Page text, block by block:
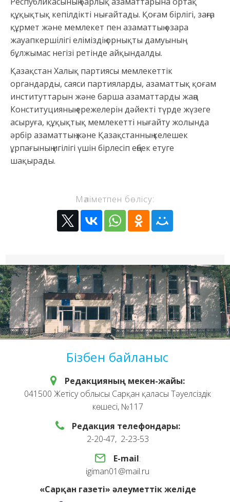
құқықтық кепілдікті нығайтады. Қоғам бірлігі, заңға
құрмет және мемлекет пен азаматтың өзара
жауапкершілігі еліміздің орнықты дамуының
бұлжымас негізі ретінде айқындалды.
Қазақстан Халық партиясы мемлекеттік
органдарды, саяси партияларды, азаматтық қоғам
институттарын және барша азаматтарды жаңа
Конституцияның ережелерін дәйекті түрде жүзеге
асыруға, құқықтық мемлекетті нығайту жолында
әрбір азаматтың және Қазақстанның келешек
ұрпағының игілігі үшін бірлесіп еңбек етуге
шақырады.
Мәліметпен бөлісу:
Бізбен байланыс
Редакцияның мекен-жайы:
041500 Жетісу облысы Сарқан қаласы Тәуелсіздік
көшесі, №117
Редакция телефондары:
2-20-47, 2-23-53
E-mail:
igiman01@mail.ru
«Сарқан газеті» әлеуметтік желіде